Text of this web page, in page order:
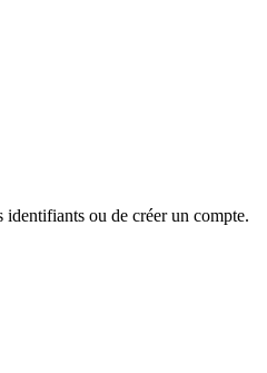
identifiants ou de créer un compte.